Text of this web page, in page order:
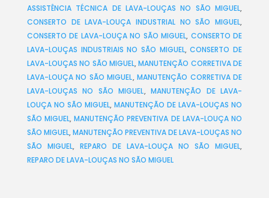
ASSISTÊNCIA TÉCNICA DE LAVA-LOUÇAS NO SÃO MIGUEL,
CONSERTO DE LAVA-LOUÇA INDUSTRIAL NO SÃO MIGUEL,
CONSERTO DE LAVA-LOUÇA NO SÃO MIGUEL, CONSERTO DE
LAVA-LOUÇAS INDUSTRIAIS NO SÃO MIGUEL,CONSERTO DE
LAVA-LOUÇAS NO SÃO MIGUEL,MANUTENÇÃO CORRETIVA DE
LAVA-LOUÇA NO SÃO MIGUEL,MANUTENÇÃO CORRETIVA DE
LAVA-LOUÇAS NO SÃO MIGUEL,MANUTENÇÃO DE LAVA-
LOUÇA NO SÃO MIGUEL,MANUTENÇÃO DE LAVA-LOUÇAS NO
SÃO MIGUEL,MANUTENÇÃO PREVENTIVA DE LAVA-LOUÇA NO
SÃO MIGUEL,MANUTENÇÃO PREVENTIVA DE LAVA-LOUÇAS NO
SÃO MIGUEL, REPARO DE LAVA-LOUÇA NO SÃO MIGUEL,
REPARO DE LAVA-LOUÇAS NO SÃO MIGUEL